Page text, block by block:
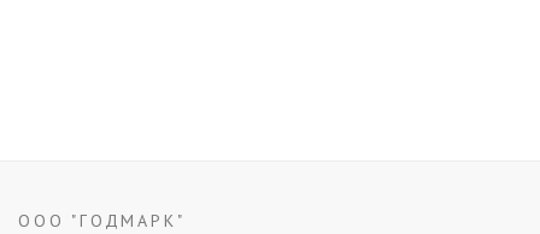
ООО "ГОДМАРК"